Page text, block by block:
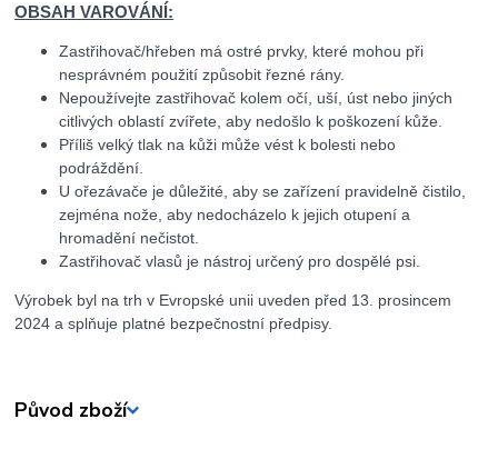
OBSAH VAROVÁNÍ:
Zastřihovač/hřeben má ostré prvky, které mohou při
nesprávném použití způsobit řezné rány.
Nepoužívejte zastřihovač kolem očí, uší, úst nebo jiných
citlivých oblastí zvířete, aby nedošlo k poškození kůže.
Příliš velký tlak na kůži může vést k bolesti nebo
podráždění.
U ořezávače je důležité, aby se zařízení pravidelně čistilo,
zejména nože, aby nedocházelo k jejich otupení a
hromadění nečistot.
Zastřihovač vlasů je nástroj určený pro dospělé psi.
Výrobek byl na trh v Evropské unii uveden před 13. prosincem
2024 a splňuje platné bezpečnostní předpisy.
Původ zboží